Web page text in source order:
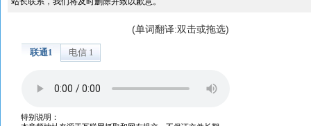
(单词翻译:双击或拖选)